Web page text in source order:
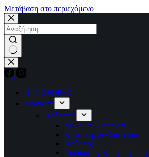
Μετάβαση στο περιεχόμενο
No
results
ΠΡΟΣΦΟΡΕΣ
Μακιγιάζ
Πρόσωπο
Make up & primers
Κονσίλερ & Correctors
Πούδρες
Contouring & highlighting